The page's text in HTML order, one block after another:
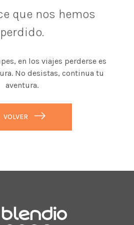
que nos hemos
perdido.
en los viajes perderse es
No desistas, continua tu
aventura.
VOLVER